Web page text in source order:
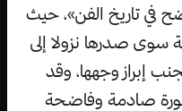
في تاريخ الفن»، حيث
سوى صدرها نزولا إلى
إبراز وجهها، وقد
صادمة وفاضحة